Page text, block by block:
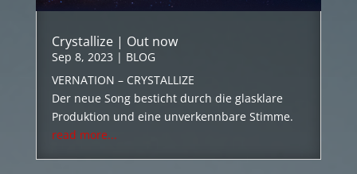
Crystallize | Out now
Sep 8, 2023 | BLOG
VERNATION – CRYSTALLIZE
Der neue Song besticht durch die glasklare
Produktion und eine unverkennbare Stimme.
read more...